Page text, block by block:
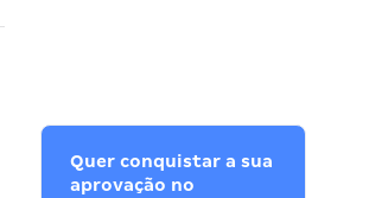
Quer conquistar a sua
aprovação no